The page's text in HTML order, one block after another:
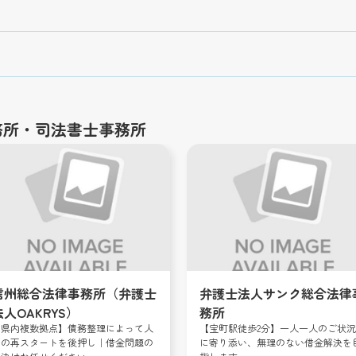
・司法書士事務所
州総合法律事務所（弁護士
OAKRYS）
内複数拠点】債務整理によって人
再スタートを後押し｜借金問題の
弁護士法人サンク総合法律
務所
【宝町駅徒歩2分】一人一人のご状況
に寄り添い、無理のない借金解決を